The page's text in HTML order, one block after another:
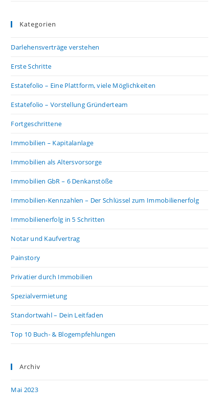
Kategorien
Darlehensverträge verstehen
Erste Schritte
Estatefolio – Eine Plattform, viele Möglichkeiten
Estatefolio – Vorstellung Gründerteam
Fortgeschrittene
Immobilien – Kapitalanlage
Immobilien als Altersvorsorge
Immobilien GbR – 6 Denkanstöße
Immobilien-Kennzahlen – Der Schlüssel zum Immobilienerfolg
Immobilienerfolg in 5 Schritten
Notar und Kaufvertrag
Painstory
Privatier durch Immobilien
Spezialvermietung
Standortwahl – Dein Leitfaden
Top 10 Buch- & Blogempfehlungen
Archiv
Mai 2023